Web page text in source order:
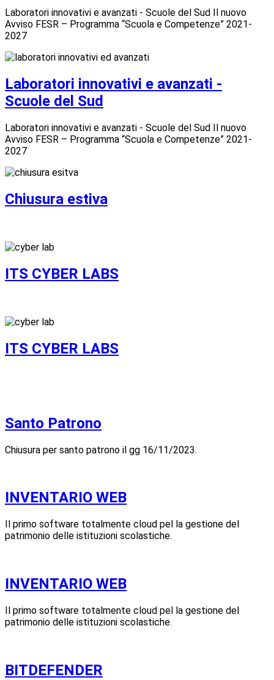
Laboratori innovativi e avanzati - Scuole del Sud Il nuovo
Avviso FESR – Programma “Scuola e Competenze” 2021-
2027
Laboratori innovativi e avanzati -
Scuole del Sud
Laboratori innovativi e avanzati - Scuole del Sud Il nuovo
Avviso FESR – Programma “Scuola e Competenze” 2021-
2027
Chiusura estiva
ITS CYBER LABS
ITS CYBER LABS
Santo Patrono
Chiusura per santo patrono il gg 16/11/2023.
INVENTARIO WEB
Il primo software totalmente cloud pel la gestione del
patrimonio delle istituzioni scolastiche.
INVENTARIO WEB
Il primo software totalmente cloud pel la gestione del
patrimonio delle istituzioni scolastiche.
BITDEFENDER